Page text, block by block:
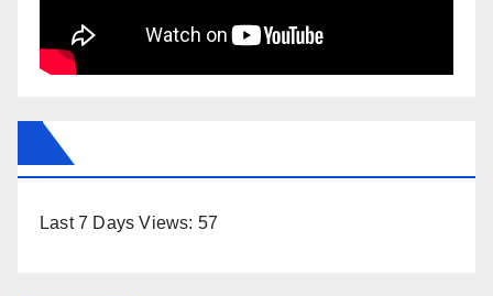
Last 7 Days Views: 57